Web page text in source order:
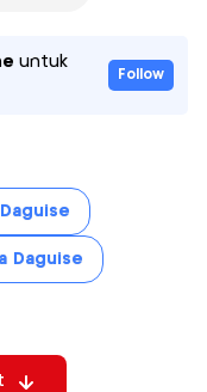
untuk
Follow
Daguise